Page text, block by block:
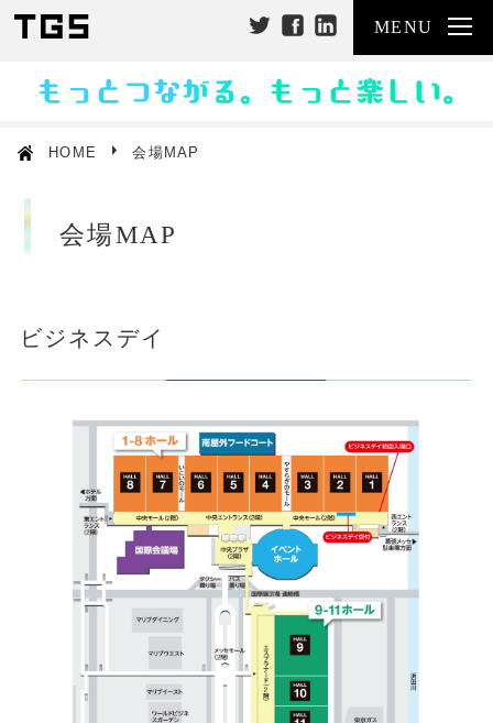
TOPページへ戻る
「特定商取引に関する法律」に基づく表示
報道関係者の方へ
プレスリリース
プレス登録について
MENU
HOME 会場MAP
会場MAP
ビジネスデイ